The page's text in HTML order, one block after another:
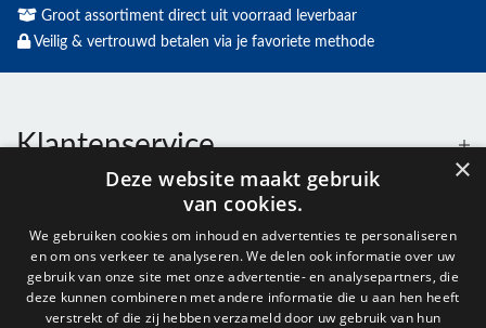
Groot assortiment direct uit voorraad leverbaar
Veilig & vertrouwd betalen via je favoriete methode
Klantenservice
Openingstijden
×
Deze website maakt gebruik
van cookies.
We gebruiken cookies om inhoud en advertenties te personaliseren
en om ons verkeer te analyseren. We delen ook informatie over uw
gebruik van onze site met onze advertentie- en analysepartners, die
deze kunnen combineren met andere informatie die u aan hen heeft
verstrekt of die zij hebben verzameld door uw gebruik van hun